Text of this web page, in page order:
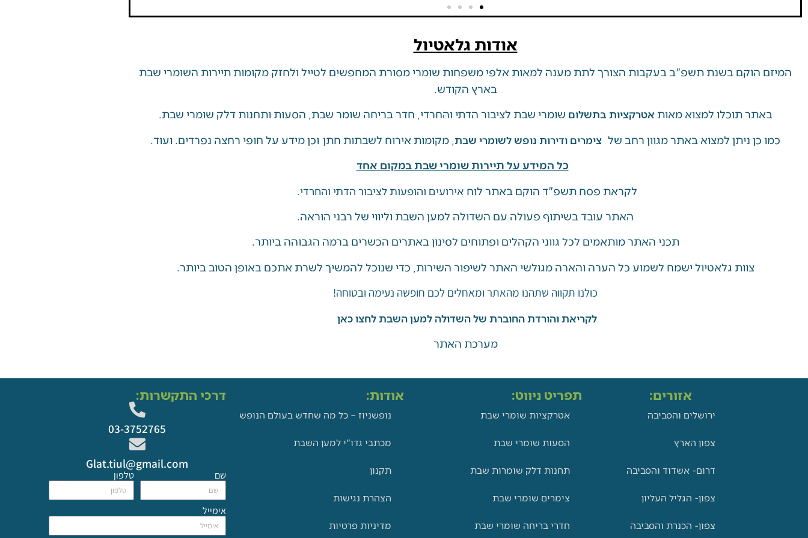
אודות גלאטיול
המיזם הוקם בשנת תשפ"ב בעקבות הצורך לתת מענה למאות אלפי משפחות שומרי מסורת המחפשים לטייל ולחזק מקומות תיירות השומרי שבת
בארץ הקודש.
באתר תוכלו למצוא מאות אטרקציות בתשלום שומרי שבת לציבור הדתי והחרדי, חדר בריחה שומר שבת, הסעות ותחנות דלק שומרי שבת.
כמו כן ניתן למצוא באתר מגוון רחב של צימרים ודירות נופש לשומרי שבת , מקומות אירוח לשבתות חתן וכן מידע על חופי רחצה נפרדים. ועוד.
כל המידע על תיירות שומרי שבת במקום אחד
לקראת פסח תשפ"ד הוקם באתר לוח אירועים והופעות לציבור הדתי והחרדי.
האתר עובד בשיתוף פעולה עם השדולה למען השבת וליווי של רבני הוראה.
תכני האתר מותאמים לכל גווני הקהלים ופתוחים לסינון באתרים הכשרים ברמה הגבוהה ביותר.
צוות גלאטיול ישמח לשמוע כל הערה והארה מגולשי האתר לשיפור השירות, כדי שנוכל להמשיך לשרת אתכם באופן הטוב ביותר.
כולנו תקווה שתהנו מהאתר ומאחלים לכם חופשה נעימה ובטוחה!
לקריאת והורדת החוברת של השדולה למען השבת לחצו כאן
מערכת האתר
אזורים:
ירושלים והסביבה
צפון הארץ
דרום- אשדוד והסביבה
צפון- הגליל העליון
צפון- הכנרת והסביבה
תפריט ניווט:
אטרקציות שומרי שבת
הסעות שומרי שבת
תחנות דלק שומרות שבת
צימרים שומרי שבת
חדרי בריחה שומרי שבת
אודות:
נופשניוז – כל מה שחדש בעולם הנופש
מכתבי גדו"י למען השבת
תקנון
הצהרת נגישות
מדיניות פרטיות
דרכי התקשרות:
03-3752765
Glat.tiul@gmail.com
שם טלפון
אימייל